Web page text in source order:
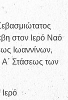
στον Ιερό Ναό
Ιωαννίνων,
Α΄ Στάσεως των